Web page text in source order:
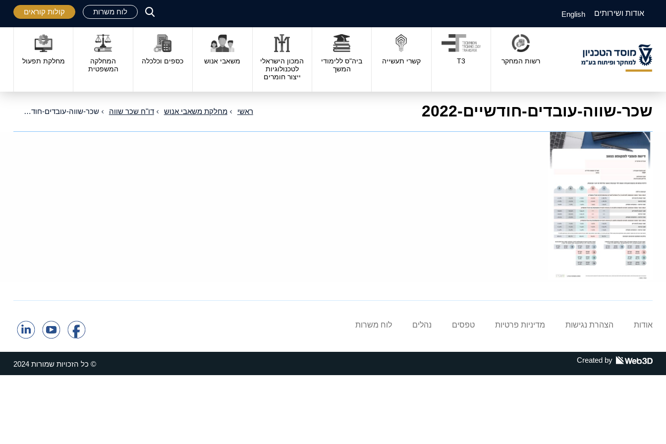
אודות ושירותים English פתח
סגור לוח משרות קולות קוראים
רשות המחקר T3 קשרי תעשייה
ביה"ס ללימודי
המשך
המכון הישראלי
לטכנולוגיות
ייצור חומרים
משאבי אנוש כספים וכלכלה
המחלקה
המשפטית
מחלקת תפעול
שכר-שווה-עובדים-חודשיים-2022 ראשי מחלקת משאבי אנוש דו"ח שכר שווה שכר-שווה-עובדים-חודשיים-2022
אודות הצהרת נגישות מדיניות פרטיות טפסים נהלים לוח משרות
Created by © כל הזכויות שמורות 2024